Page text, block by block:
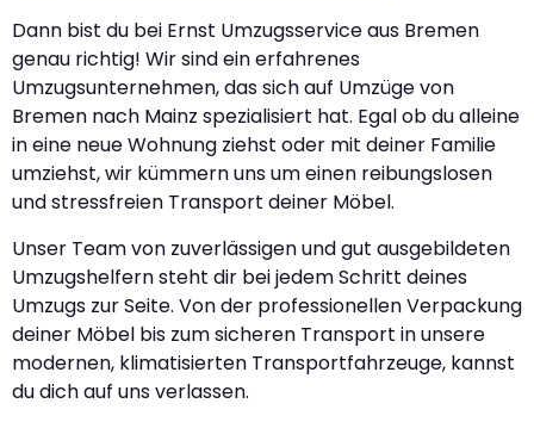
Dann bist du bei Ernst Umzugsservice aus Bremen
genau richtig! Wir sind ein erfahrenes
Umzugsunternehmen, das sich auf Umzüge von
Bremen nach Mainz spezialisiert hat. Egal ob du alleine
in eine neue Wohnung ziehst oder mit deiner Familie
umziehst, wir kümmern uns um einen reibungslosen
und stressfreien Transport deiner Möbel.
Unser Team von zuverlässigen und gut ausgebildeten
Umzugshelfern steht dir bei jedem Schritt deines
Umzugs zur Seite. Von der professionellen Verpackung
deiner Möbel bis zum sicheren Transport in unsere
modernen, klimatisierten Transportfahrzeuge, kannst
du dich auf uns verlassen.